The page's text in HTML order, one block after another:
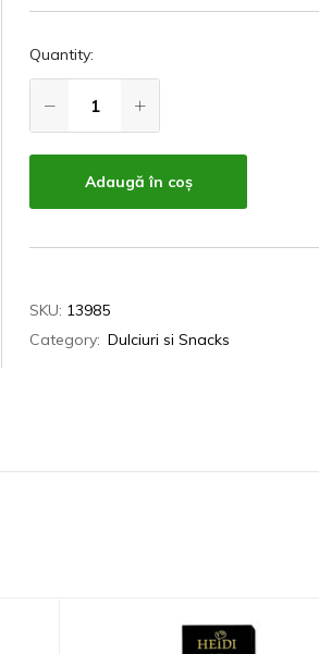
Quantity:
Adaugă în coș
SKU: 13985
Category: Dulciuri si Snacks